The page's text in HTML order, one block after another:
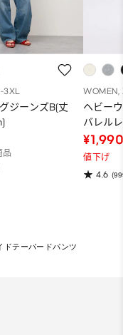
3XL
ジーンズB(丈
品
WOMEN,
ヘビー
バレル
68.5～
値下げ
4.6
ドテーパードパンツ